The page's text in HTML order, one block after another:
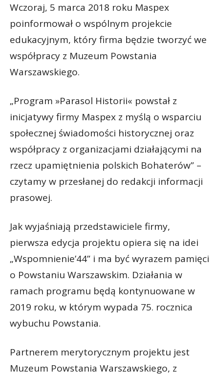
Wczoraj, 5 marca 2018 roku Maspex
poinformował o wspólnym projekcie
edukacyjnym, który firma będzie tworzyć we
współpracy z Muzeum Powstania
Warszawskiego.
„Program »Parasol Historii« powstał z
inicjatywy firmy Maspex z myślą o wsparciu
społecznej świadomości historycznej oraz
współpracy z organizacjami działającymi na
rzecz upamiętnienia polskich Bohaterów” –
czytamy w przesłanej do redakcji informacji
prasowej.
Jak wyjaśniają przedstawiciele firmy,
pierwsza edycja projektu opiera się na idei
„Wspomnienie’44” i ma być wyrazem pamięci
o Powstaniu Warszawskim. Działania w
ramach programu będą kontynuowane w
2019 roku, w którym wypada 75. rocznica
wybuchu Powstania.
Partnerem merytorycznym projektu jest
Muzeum Powstania Warszawskiego, z